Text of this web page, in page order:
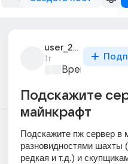
user_293916674
1г
Время игр
Подскажите
майнкрафт
Подскажите пж сервер в
разновидностями шахты
редкая и т.д.) и